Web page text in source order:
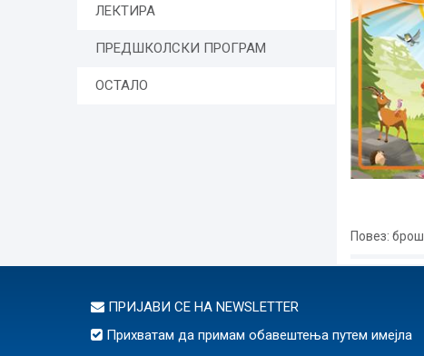
ЛЕКТИРА
ПРЕДШКОЛСКИ ПРОГРАМ
ОСТАЛО
Повез: брош
ПРИЈАВИ СЕ НА NEWSLETTER
Прихватам да примам обавештења путем имејла